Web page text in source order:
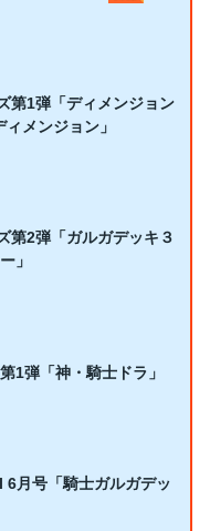
第1弾「ディメンジョン
メンジョン」
第2弾「ガルガデッキ３
」
1弾「神・騎士ドラ」
月号「騎士ガルガデッ